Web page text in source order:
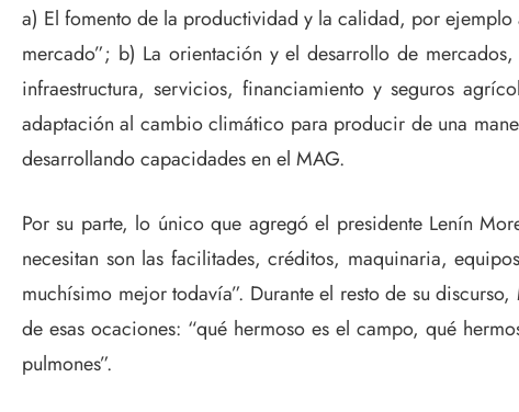
a) El fomento de la productividad y la calidad, por
mercado”; b) La orientación y el desarrollo de
infraestructura, servicios, financiamiento y seguros
adaptación al cambio climático para producir de una
desarrollando capacidades en el MAG.
Por su parte, lo único que agregó el presidente Lenín
necesitan son las facilitades, créditos, maquinaria,
muchísimo mejor todavía”. Durante el resto de su
de esas ocaciones: “qué hermoso es el campo, qué
pulmones”.